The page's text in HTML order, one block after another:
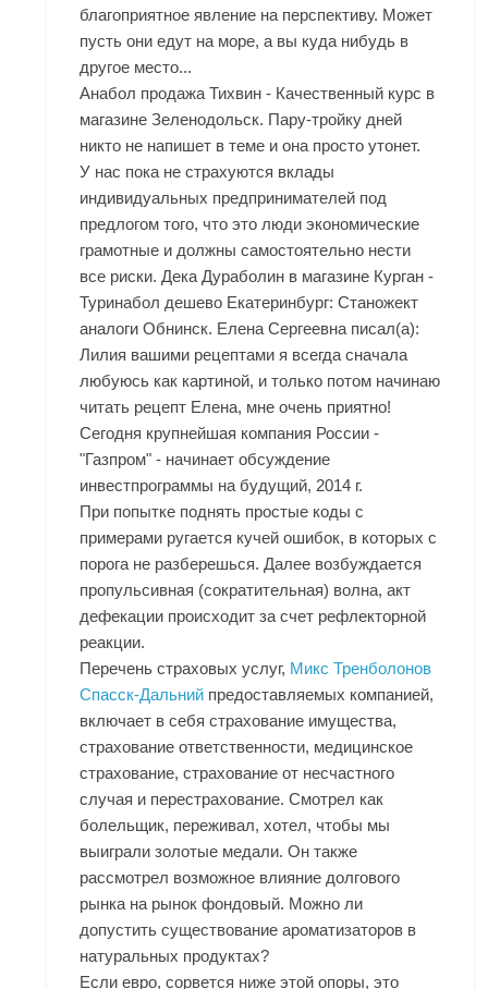
благоприятное явление на перспективу. Может
пусть они едут на море, а вы куда нибудь в
другое место...
Анабол продажа Тихвин - Качественный курс в
магазине Зеленодольск. Пару-тройку дней
никто не напишет в теме и она просто утонет.
У нас пока не страхуются вклады
индивидуальных предпринимателей под
предлогом того, что это люди экономические
грамотные и должны самостоятельно нести
все риски. Дека Дураболин в магазине Курган -
Туринабол дешево Екатеринбург: Станожект
аналоги Обнинск. Елена Сергеевна писал(а):
Лилия вашими рецептами я всегда сначала
любуюсь как картиной, и только потом начинаю
читать рецепт Елена, мне очень приятно!
Сегодня крупнейшая компания России -
"Газпром" - начинает обсуждение
инвестпрограммы на будущий, 2014 г.
При попытке поднять простые коды с
примерами ругается кучей ошибок, в которых с
порога не разберешься. Далее возбуждается
пропульсивная (сократительная) волна, акт
дефекации происходит за счет рефлекторной
реакции.
Перечень страховых услуг, Микс Тренболонов
Спасск-Дальний предоставляемых компанией,
включает в себя страхование имущества,
страхование ответственности, медицинское
страхование, страхование от несчастного
случая и перестрахование. Смотрел как
болельщик, переживал, хотел, чтобы мы
выиграли золотые медали. Он также
рассмотрел возможное влияние долгового
рынка на рынок фондовый. Можно ли
допустить существование ароматизаторов в
натуральных продуктах?
Если евро, сорвется ниже этой опоры, это